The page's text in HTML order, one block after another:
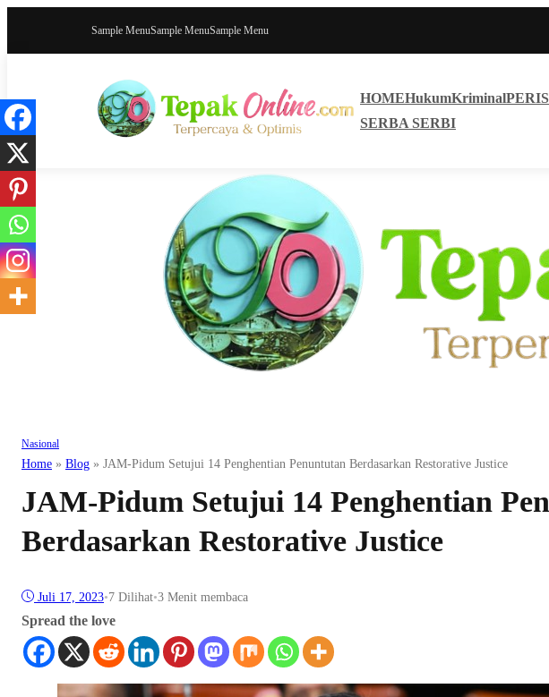
Sample MenuSample MenuSample Menu
HOMEHukumKriminal
SERBA SERBI
Nasional
Home » Blog » JAM-Pidum Setujui 14 Penghentian Penuntutan Berdasarkan Restorative Justice
JAM-Pidum Setujui 14 Penghentian
Berdasarkan Restorative Justice
Juli 17, 2023•7 Dilihat•3 Menit membaca
Spread the love